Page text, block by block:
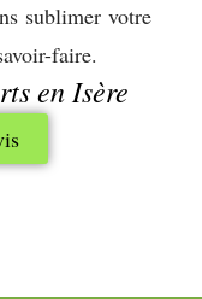
sublimer votre
faire.
en Isère